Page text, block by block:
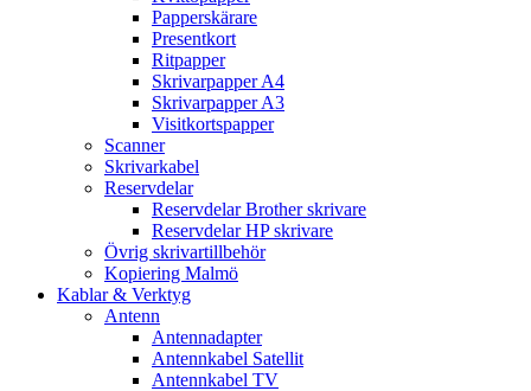
Papperskärare
Presentkort
Ritpapper
Skrivarpapper A4
Skrivarpapper A3
Visitkortspapper
Scanner
Skrivarkabel
Reservdelar
Reservdelar Brother skrivare
Reservdelar HP skrivare
Övrig skrivartillbehör
Kopiering Malmö
Kablar & Verktyg
Antenn
Antennadapter
Antennkabel Satellit
Antennkabel TV